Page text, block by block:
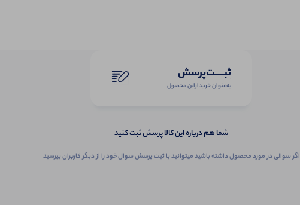
ثبـــــت‌پرسش
به‌عنوان ‌خریدار‌این‌ محصول
شما هم درباره این کالا پرسش ثبت کنید
اگر سوالی در مورد محصول داشته باشید میتوانید با ثبت پرسش سوال خود را از دیگر کاربران بپرسید